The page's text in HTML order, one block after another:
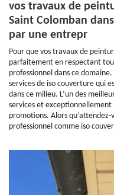
vos travaux de
Saint Colomban
par une entrepr
Pour que vos travaux de
parfaitement en respectant
professionnel dans ce
services de iso couverture qui
dans ce milieu. L’un des
services et exceptionnellement
promotions. Alors
professionnel comme iso